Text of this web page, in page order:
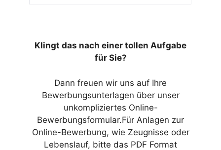
Klingt das nach einer tollen Aufgabe
für Sie?
Dann freuen wir uns auf Ihre
Bewerbungsunterlagen über unser
unkompliziertes Online-
Bewerbungsformular.Für Anlagen zur
Online-Bewerbung, wie Zeugnisse oder
Lebenslauf, bitte das PDF Format